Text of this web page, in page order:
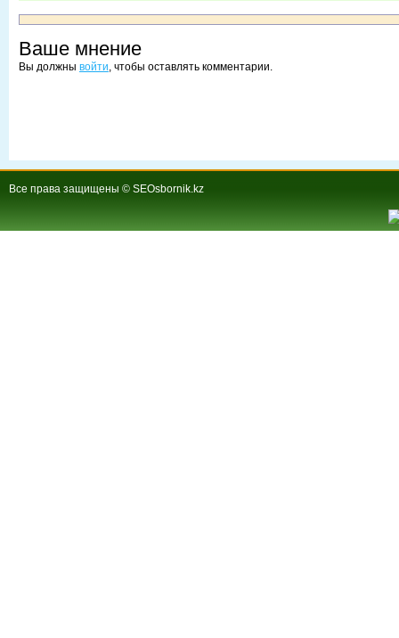
Ваше мнение
Вы должны войти, чтобы оставлять комментарии.
Все права защищены © SEOsbornik.kz